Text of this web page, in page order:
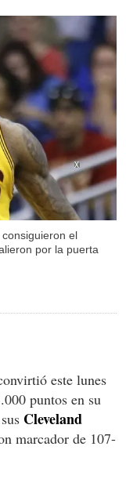
el
por la puerta
X
este lunes
puntos en su
Cleveland
marcador de 107-